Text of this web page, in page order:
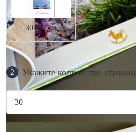
30×30 см
2 Укажите количество страниц